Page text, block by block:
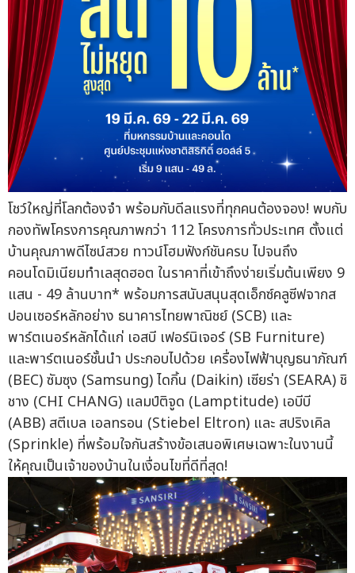
โชว์ใหญ่ที่โลกต้องจำ พร้อมกับดีลแรงที่ทุกคนต้องจอง! พบกับ
กองทัพโครงการคุณภาพกว่า 112 โครงการทั่วประเทศ ตั้งแต่
บ้านคุณภาพดีไซน์สวย ทาวน์โฮมฟังก์ชันครบ ไปจนถึง
คอนโดมิเนียมทำเลสุดฮอต ในราคาที่เข้าถึงง่ายเริ่มต้นเพียง 9
แสน - 49 ล้านบาท* พร้อมการสนับสนุนสุดเอ็กซ์คลูซีฟจากส
ปอนเซอร์หลักอย่าง ธนาคารไทยพาณิชย์ (SCB) และ
พาร์ตเนอร์หลักได้แก่ เอสบี เฟอร์นิเจอร์ (SB Furniture)
และพาร์ตเนอร์ชั้นนำ ประกอบไปด้วย เครื่องไฟฟ้าบุญธนาภัณฑ์
(BEC) ซัมซุง (Samsung) ไดกิ้น (Daikin) เซียร่า (SEARA) ชิ
ชาง (CHI CHANG) แลมป์ติจูด (Lamptitude) เอบีบี
(ABB) สตีเบล เอลทรอน (Stiebel Eltron) และ สปริงเคิล
(Sprinkle) ที่พร้อมใจกันสร้างข้อเสนอพิเศษเฉพาะในงานนี้
ให้คุณเป็นเจ้าของบ้านในเงื่อนไขที่ดีที่สุด!